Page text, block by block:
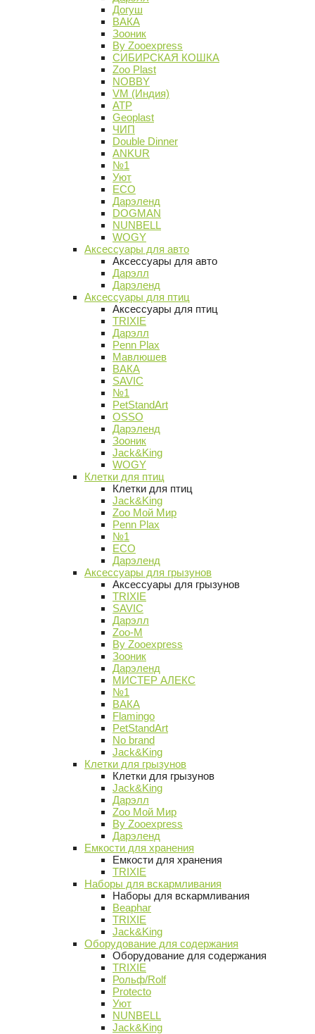
Догуш
ВАКА
Зооник
By Zooexpress
СИБИРСКАЯ КОШКА
Zoo Plast
NOBBY
VM (Индия)
АТР
Geoplast
ЧИП
Double Dinner
ANKUR
№1
Уют
ECO
Дарэленд
DOGMAN
NUNBELL
WOGY
Аксессуары для авто
Аксессуары для авто
Дарэлл
Дарэленд
Аксессуары для птиц
Аксессуары для птиц
TRIXIE
Дарэлл
Penn Plax
Мавлюшев
ВАКА
SAVIC
№1
PetStandArt
OSSO
Дарэленд
Зооник
Jack&King
WOGY
Клетки для птиц
Клетки для птиц
Jack&King
Zoo Мой Мир
Penn Plax
№1
ECO
Дарэленд
Аксессуары для грызунов
Аксессуары для грызунов
TRIXIE
SAVIC
Дарэлл
Zoo-M
By Zooexpress
Зооник
Дарэленд
МИСТЕР АЛЕКС
№1
ВАКА
Flamingo
PetStandArt
No brand
Jack&King
Клетки для грызунов
Клетки для грызунов
Jack&King
Дарэлл
Zoo Мой Мир
By Zooexpress
Дарэленд
Емкости для хранения
Емкости для хранения
TRIXIE
Наборы для вскармливания
Наборы для вскармливания
Beaphar
TRIXIE
Jack&King
Оборудование для содержания
Оборудование для содержания
TRIXIE
Рольф/Rolf
Protecto
Уют
NUNBELL
Jack&King